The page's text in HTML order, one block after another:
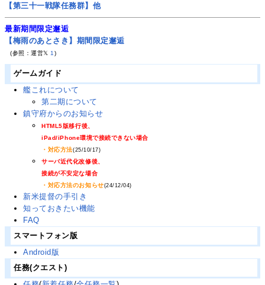
【第三十一戦隊任務群】他
最新期間限定邂逅
【梅雨のあとさき】期間限定邂逅
(参照：運営𝕏 1 )
ゲームガイド
艦これについて
第二期について
鎮守府からのお知らせ
HTML5版移行後、
iPad/iPhone環境で接続できない場合
・対応方法(25/10/17)
サーバ近代化改修後、
接続が不安定な場合
・対応方法のお知らせ(24/12/04)
新米提督の手引き
知っておきたい機能
FAQ
スマートフォン版
Android版
任務(クエスト)